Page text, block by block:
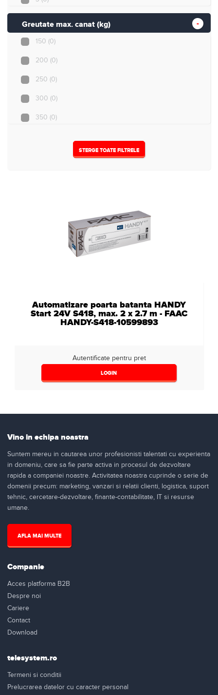
4(0)
5(0)
Greutate max. canat (kg)
150 (0)
200 (0)
250 (0)
300 (0)
350 (0)
Nespecificat(1)
STERGE TOATE FILTRELE
Automatizare poarta batanta HANDY
Start 24V S418, max. 2 x 2.7 m - FAAC
HANDY-S418-10599893
Autentificate pentru pret
LOGIN
Vino in echipa noastra
Suntem mereu in cautarea unor profesionisti talentati cu experienta
in domeniu, care sa fie parte activa in procesul de dezvoltare
rapida a companiei noastre. Activitatea noastra cuprinde o serie de
domenii precum: marketing, vanzari si relatii clienti, logistica, suport
tehnic, cercetare-dezvoltare, finante-contabilitate, IT si resurse
umane.
AFLA MAI MULTE
Companie
Acces platforma B2B
Despre noi
Cariere
Contact
Download
telesystem.ro
Termeni si conditii
Prelucrarea datelor cu caracter personal